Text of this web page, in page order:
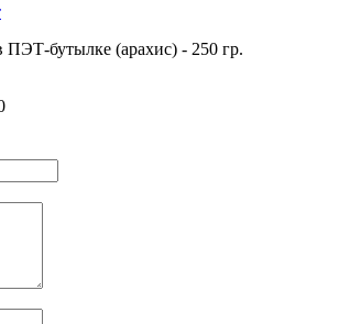
бутылке (арахис) - 250 гр.